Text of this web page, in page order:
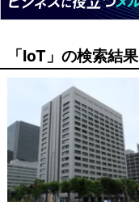
「IoT」の検索結果